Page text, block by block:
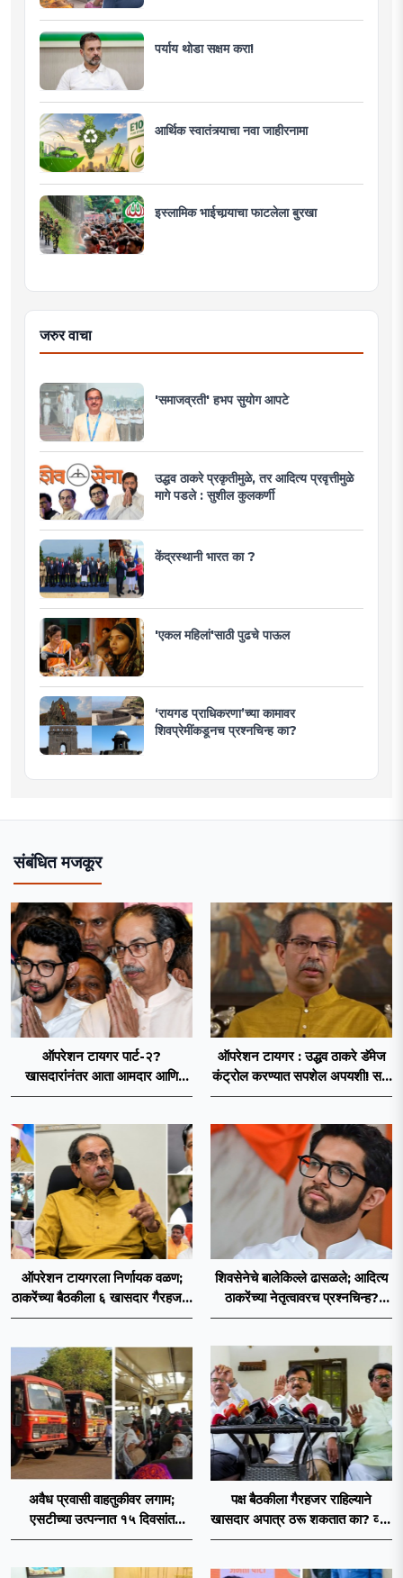
पर्याय थोडा सक्षम करा!
आर्थिक स्वातंत्र्याचा नवा जाहीरनामा
इस्लामिक भाईचार्‍याचा फाटलेला बुरखा
जरुर वाचा
'समाजव्रती' हभप सुयोग आपटे
उद्धव ठाकरे प्रकृतीमुळे, तर आदित्य प्रवृत्तीमुळे
मागे पडले : सुशील कुलकर्णी
केंद्रस्थानी भारत का ?
'एकल महिलां'साठी पुढचे पाऊल
‘रायगड प्राधिकरणा’च्या कामावर
शिवप्रेमींकडूनच प्रश्नचिन्ह का?
संबंधित मजकूर
ऑपरेशन टायगर पार्ट-२?
खासदारांनंतर आता आमदार आणि
नगरसेवकही शिंदेंच्या वाटेवर?
ऑपरेशन टायगर : उद्धव ठाकरे डॅमेज
कंट्रोल करण्यात सपशेल अपयशी! सहा
खासदारांनंतर आमदारांसह नगरसेवकही
ऑपरेशन टायगरला निर्णायक वळण;
ठाकरेंच्या बैठकीला ६ खासदार गैरहजर,
थेट शिंदे सेनेत विलीन होण्याचा
शिवसेनेचे बालेकिल्ले ढासळले; आदित्य
ठाकरेंच्या नेतृत्वावरच प्रश्नचिन्ह?
ठाकरे ब्रँड नेमका कुठे चुकला?
अवैध प्रवासी वाहतुकीवर लगाम;
एसटीच्या उत्पन्नात १५ दिवसांत
४३.८३ कोटींची वाढ!
पक्ष बैठकीला गैरहजर राहिल्याने
खासदार अपात्र ठरू शकतात का? व्हीप
आणि कायदा नेमकं काय सांगतो?